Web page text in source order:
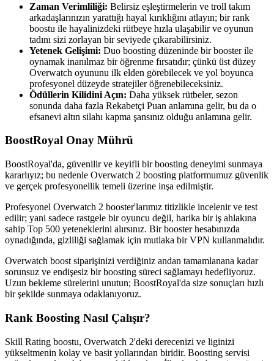
Zaman Verimliliği: Belirsiz eşleştirmelerin ve troll takım
arkadaşlarınızın yarattığı hayal kırıklığını atlayın; bir rank
boostu ile hayalinizdeki rütbeye hızla ulaşabilir ve oyunun
tadını sizi zorlayan bir seviyede çıkarabilirsiniz.
Yetenek Gelişimi: Duo boosting düzeninde bir booster ile
oynamak inanılmaz bir öğrenme fırsatıdır; çünkü üst düzey
Overwatch oyununu ilk elden görebilecek ve yol boyunca
profesyonel düzeyde stratejiler öğrenebileceksiniz.
Ödüllerin Kilidini Açın: Daha yüksek rütbeler, sezon
sonunda daha fazla Rekabetçi Puan anlamına gelir, bu da o
efsanevi altın silahı kapma şansınız olduğu anlamına gelir.
BoostRoyal Onay Mührü
BoostRoyal'da, güvenilir ve keyifli bir boosting deneyimi sunmaya
kararlıyız; bu nedenle Overwatch 2 boosting platformumuz güvenlik
ve gerçek profesyonellik temeli üzerine inşa edilmiştir.
Profesyonel Overwatch 2 booster'larımız titizlikle incelenir ve test
edilir; yani sadece rastgele bir oyuncu değil, harika bir iş ahlakına
sahip Top 500 yeteneklerini alırsınız. Bir booster hesabınızda
oynadığında, gizliliği sağlamak için mutlaka bir VPN kullanmalıdır.
Overwatch boost siparişinizi verdiğiniz andan tamamlanana kadar
sorunsuz ve endişesiz bir boosting süreci sağlamayı hedefliyoruz.
Uzun bekleme sürelerini unutun; BoostRoyal'da size sonuçları hızlı
bir şekilde sunmaya odaklanıyoruz.
Rank Boosting Nasıl Çalışır?
Skill Rating boostu, Overwatch 2'deki derecenizi ve liginizi
yükseltmenin kolay ve basit yollarından biridir. Boosting servisi